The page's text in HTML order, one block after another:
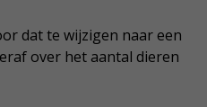
dat te wijzigen naar een
over het aantal dieren